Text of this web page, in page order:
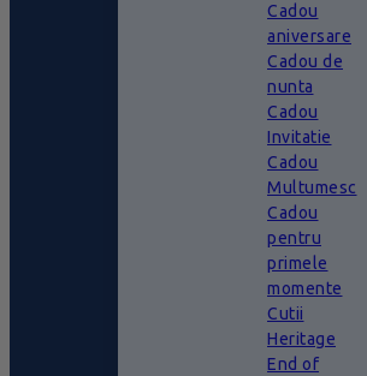
Cadou
aniversare
Cadou de
nunta
Cadou
Invitatie
Cadou
Multumesc
Cadou
pentru
primele
momente
Cutii
Heritage
End of